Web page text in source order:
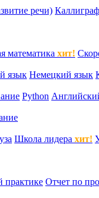
речи)
математика хит!
язык Немецкий язык
Python
Школа лидера хит!
практике Отчет по